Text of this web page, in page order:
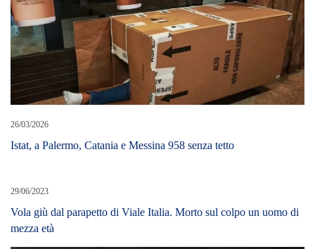
26/03/2026
Istat, a Palermo, Catania e Messina 958 senza tetto
29/06/2023
Vola giù dal parapetto di Viale Italia. Morto sul colpo un uomo di
mezza età